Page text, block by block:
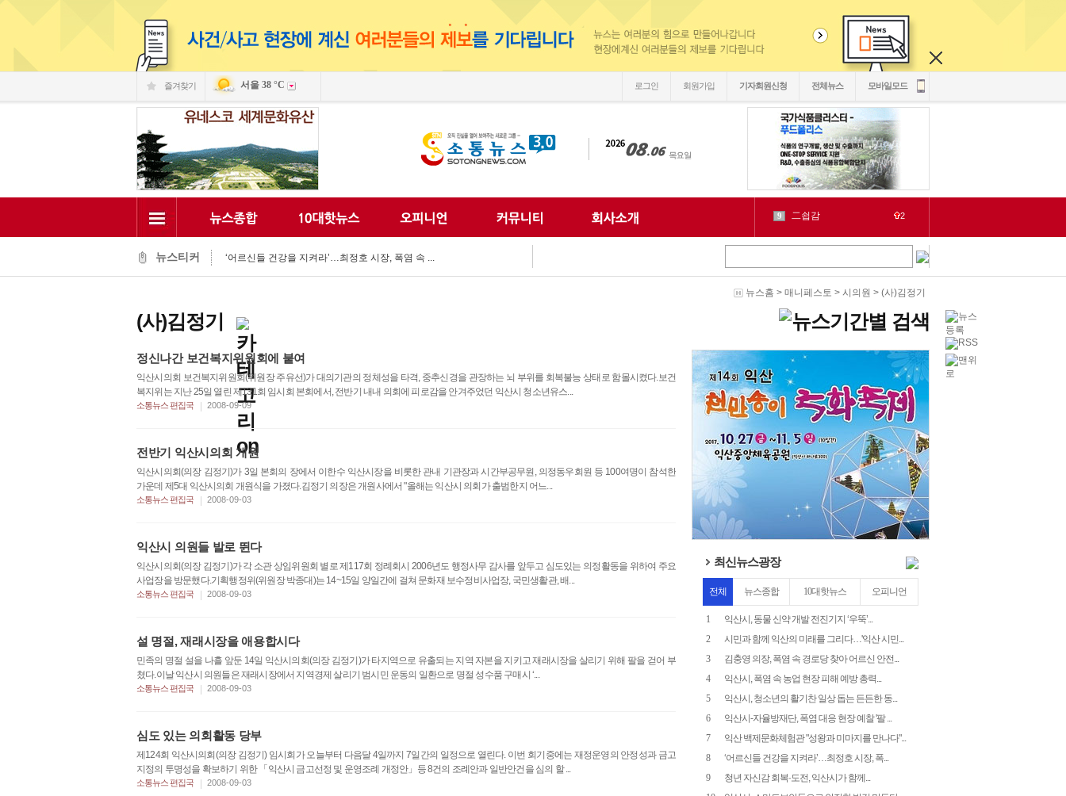
즐겨찾기 서울 38 °C 로그인 회원가입 기자회원신청 전체뉴스 모바일모드
9 二쇱감
2
1
cctv
1
2
LH
1
22
3
5
2030
2
7
源
1
泥 5
뉴스티커
시민과 함께 익산의 미래를 그리다…'익산 시민아카데...
김충영 의장, 폭염 속 경로당 찾아 어르신 안전 챙겨...
익산시, 폭염 속 농업 현장 피해 예방 총력...
익산시, 청소년의 활기찬 일상 돕는 든든한 동반자...
익산시-자율방재단, 폭염 대응 현장 예찰 '팔 걷어'...
청년 자신감 회복·도전, 익산시가 함께...
초록우산 익산후원회·(주)미첼, 나눔문화 확산 앞장...
뉴스홈 > 매니페스토 > 시의원 > (사)김정기
(사)김정기
정신나간 보건복지위원회에 붙여
익산시의회 보건복지위원회(위원장 주유선)가 대의기관의 정체성을 타격, 중추신경을 관장하는 뇌 부위를 회복불능 상태로 함몰시켰다.보건
복지위는 지난 25일 열린 제131회 임시회 본회에서, 전반기 내내 의회에 피로감을 안겨주었던 익산시 청소년유스...
소통뉴스 편집국 | 2008-09-09
전반기 익산시의회 개원
익산시의회(의장 김정기)가 3일 본회의 장에서 이한수 익산시장을 비롯한 관내 기관장과 시간부공무원, 의정동우회원 등 100여명이 참석한
가운데 제5대 익산시의회 개원식을 가졌다.김정기 의장은 개원사에서 "올해는 익산시 의회가 출범한지 어느...
소통뉴스 편집국 | 2008-09-03
익산시 의원들 발로 뛴다
익산시의회(의장 김정기)가 각 소관 상임위원회 별로 제117회 정례회시 2006년도 행정사무 감사를 앞두고 심도있는 의정활동을 위하여 주요
사업장을 방문했다.기획행정위(위원장 박종대)는 14~15일 양일간에 걸쳐 문화재 보수정비사업장, 국민생활관, 배...
소통뉴스 편집국 | 2008-09-03
설 명절, 재래시장을 애용합시다
민족의 명절 설을 나흘 앞둔 14일 익산시의회(의장 김정기)가 타지역으로 유출되는 지역 자본을 지키고 재래시장을 살리기 위해 팔을 걷어 부
쳤다.이날 익산시 의원들은 재래시장에서 지역경제 살리기 범시민 운동의 일환으로 명절 성수품 구매시 ‘...
소통뉴스 편집국 | 2008-09-03
심도 있는 의회활동 당부
제124회 익산시의회(의장 김정기) 임시회가 오늘부터 다음달 4일까지 7일간의 일정으로 열린다. 이번 회기중에는 재정운영의 안정성과 금고
지정의 투명성을 확보하기 위한 「익산시 금고선정 및 운영조례 개정안」등 8건의 조례안과 일반안건을 심의 할 ...
소통뉴스 편집국 | 2008-09-03
최신뉴스광장
전체 뉴스종합 10대핫뉴스 오피니언
1
익산시, 동물 신약 개발 전진기지 ‘우뚝’...
2
시민과 함께 익산의 미래를 그리다…'익산 시민...
3
김충영 의장, 폭염 속 경로당 찾아 어르신 안전...
4
익산시, 폭염 속 농업 현장 피해 예방 총력...
5
익산시, 청소년의 활기찬 일상 돕는 든든한 동...
6
익산시-자율방재단, 폭염 대응 현장 예찰 '팔 ...
7
익산 백제문화체험관 "성왕과 미마지를 만나다"...
8
‘어르신들 건강을 지켜라’…최정호 시장, 폭...
9
청년 자신감 회복·도전, 익산시가 함께...